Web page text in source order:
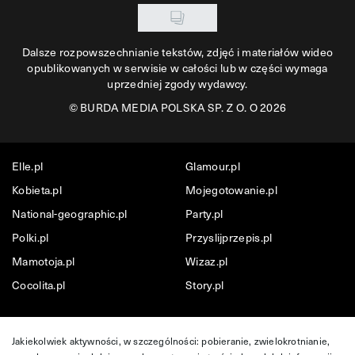
Dalsze rozpowszechnianie tekstów, zdjęć i materiałów wideo
opublikowanych w serwisie w całości lub w części wymaga
uprzedniej zgody wydawcy.
©BURDA MEDIA POLSKA SP. Z O. O 2026
Elle.pl
Glamour.pl
Kobieta.pl
Mojegotowanie.pl
National-geographic.pl
Party.pl
Polki.pl
Przyslijprzepis.pl
Mamotoja.pl
Wizaz.pl
Cocolita.pl
Story.pl
Jakiekolwiek aktywności, w szczególności: pobieranie, zwielokrotnianie,